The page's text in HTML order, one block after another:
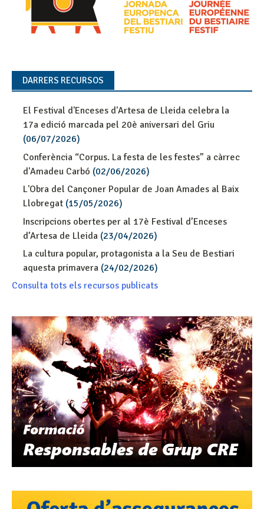
DARRERS RECURSOS
El Festival d'Enceses d'Artesa de Lleida celebra la
17a edició marcada pel 20è aniversari del Griu
(06/07/2026)
Conferència “Corpus. La festa de les festes” a càrrec
d'Amadeu Carbó (02/06/2026)
L'Obra del Cançoner Popular de Joan Amades al Baix
Llobregat (15/05/2026)
Inscripcions obertes per al 17è Festival d’Enceses
d’Artesa de Lleida (23/04/2026)
La cultura popular, protagonista a la Seu de Bestiari
aquesta primavera (24/02/2026)
Consulta tots els recursos publicats